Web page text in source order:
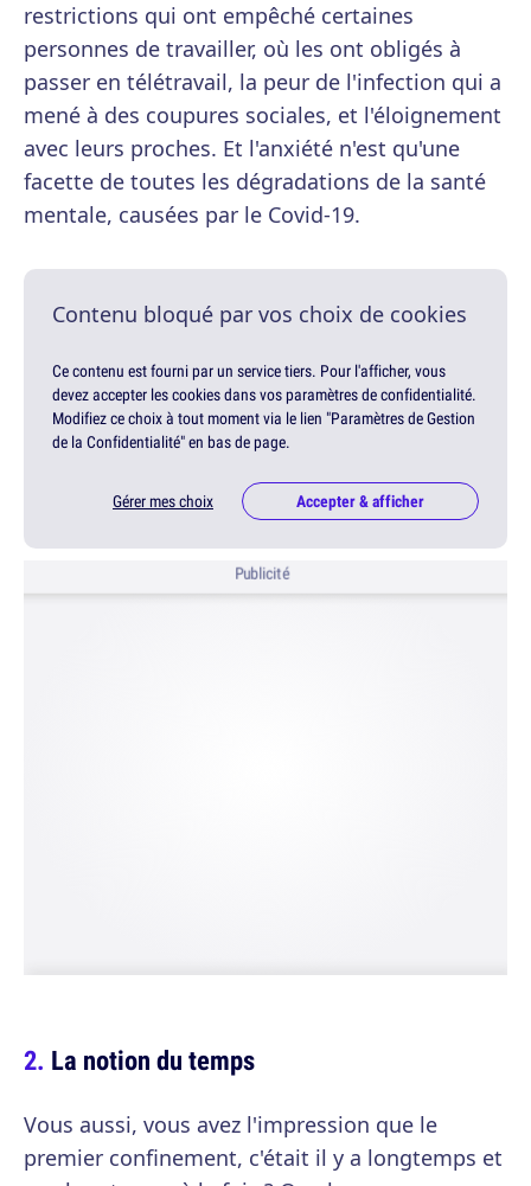
restrictions qui ont empêché certaines
personnes de travailler, où les ont obligés à
passer en télétravail, la peur de l'infection qui a
mené à des coupures sociales, et l'éloignement
avec leurs proches. Et l'anxiété n'est qu'une
facette de toutes les dégradations de la santé
mentale, causées par le Covid-19.
Contenu bloqué par vos choix de cookies
Ce contenu est fourni par un service tiers. Pour l'afficher, vous
devez accepter les cookies dans vos paramètres de confidentialité.
Modifiez ce choix à tout moment via le lien "Paramètres de Gestion
de la Confidentialité" en bas de page.
Gérer mes choix Accepter & afficher
Publicité
La notion du temps
Vous aussi, vous avez l'impression que le
premier confinement, c'était il y a longtemps et